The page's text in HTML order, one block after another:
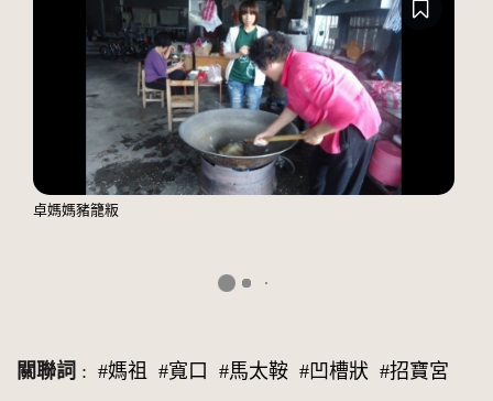
卓媽媽豬籠粄
關聯詞 : #媽祖 #寬口 #馬太鞍 #凹槽狀 #招寶宮